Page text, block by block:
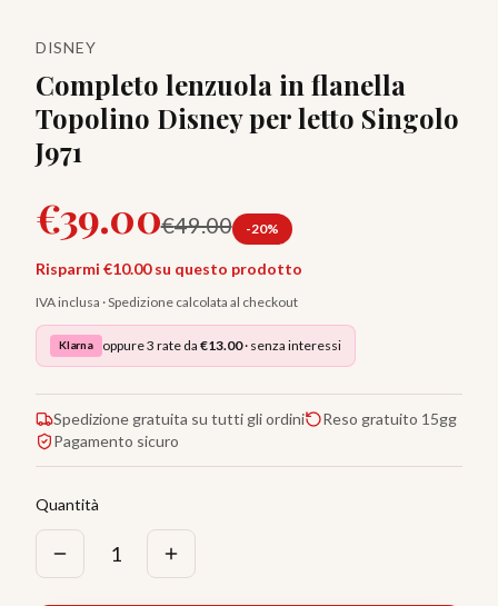
DISNEY
Completo lenzuola in flanella
Topolino Disney per letto Singolo
J971
€39.00€49.00 -20%
Risparmi €10.00su questo prodotto
IVA inclusa · Spedizione calcolata al checkout
Klarna oppure 3 rate da €13.00· senza interessi
Spedizione gratuita su tutti gli ordini
Reso gratuito 15gg
Pagamento sicuro
Quantità
1